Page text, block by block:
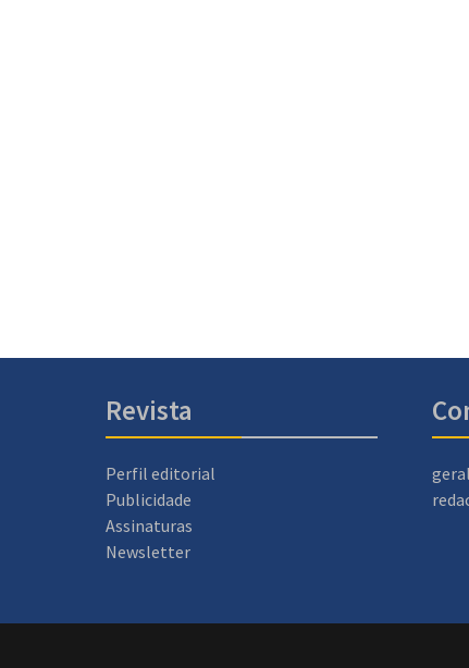
Revista
Perfil editorial
Publicidade
Assinaturas
Newsletter